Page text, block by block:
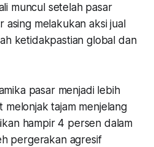
muncul setelah pasar
asing melakukan aksi jual
ketidakpastian global dan
pasar menjadi lebih
melonjak tajam menjelang
hampir 4 persen dalam
pergerakan agresif